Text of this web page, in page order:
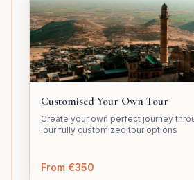
Customised Your Own Tour
Create your own perfect journey
our fully customized tour options.
From €350